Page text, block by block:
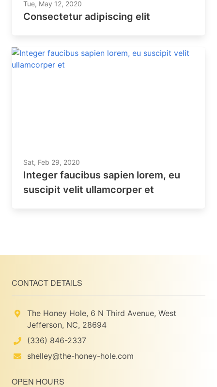
Tue, May 12, 2020
Consectetur adipiscing elit
Sat, Feb 29, 2020
Integer faucibus sapien lorem, eu
suscipit velit ullamcorper et
CONTACT DETAILS
The Honey Hole, 6 N Third Avenue, West
Jefferson, NC, 28694
(336) 846-2337
shelley@the-honey-hole.com
OPEN HOURS